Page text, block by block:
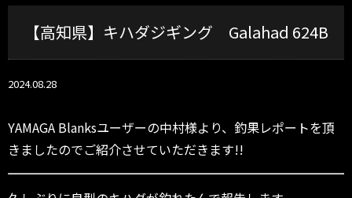
【高知県】キハダジギング Galahad 624B
2024.08.28
YAMAGA Blanksユーザーの中村様より、釣果レポートを頂
きましたのでご紹介させていただきます!!